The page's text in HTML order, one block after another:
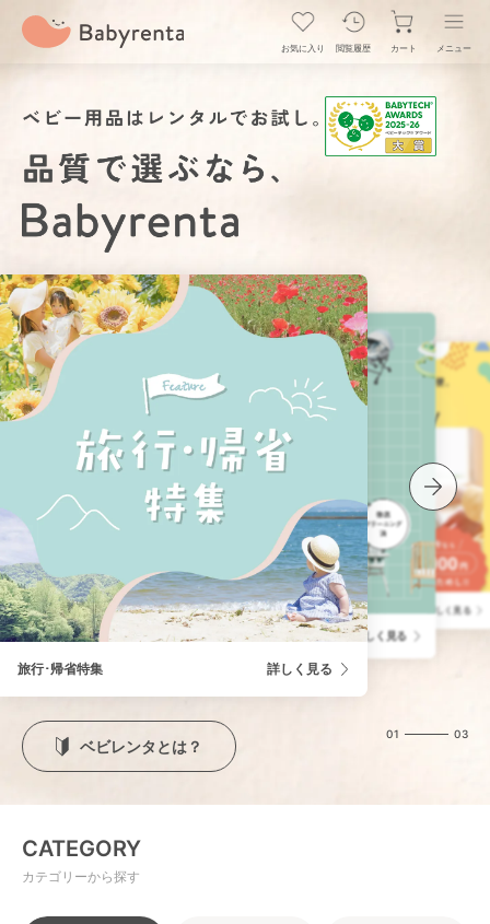
お気に入り 閲覧履歴 カート メニュー
旅行･帰省特集 詳しく見る
ベビレンタの中古ベビー用品販売 詳しく見る
学びを届ける「ベビレンタトイ」 詳しく見る
01 03
ベビレンタとは？
CATEGORY
カテゴリーから探す